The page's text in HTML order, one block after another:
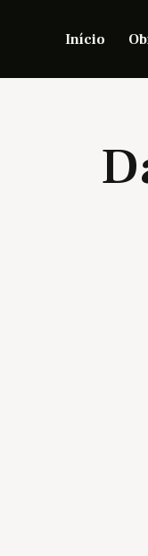
Início